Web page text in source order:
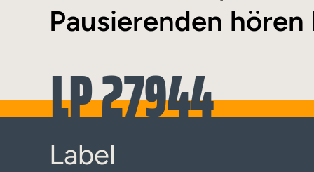
Pausierenden hören
LP 27944
Label